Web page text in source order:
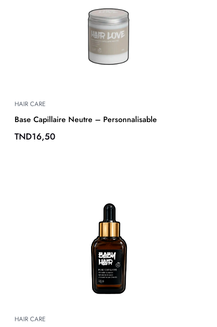
HAIR CARE
Base Capillaire Neutre – Personnalisable
TND16,50
HAIR CARE